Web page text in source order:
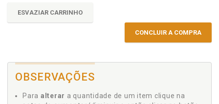
ESVAZIAR CARRINHO
CONCLUIR A COMPRA
OBSERVAÇÕES
Para alterar a quantidade de um item clique na